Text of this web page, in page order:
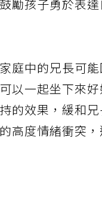
勵孩子勇於表
庭中的兄長可
以一起坐下來
的效果，緩和
高度情緒衝突，